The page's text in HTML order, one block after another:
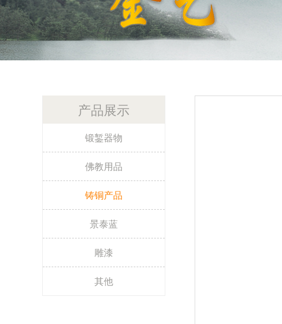
产品展示
锻錾器物
佛教用品
铸铜产品
景泰蓝
雕漆
其他